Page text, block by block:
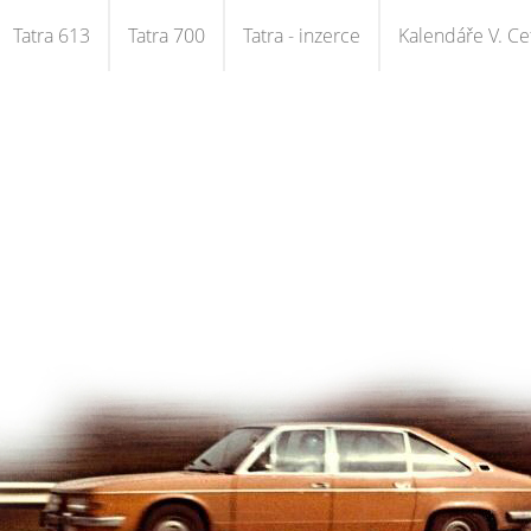
Tatra 613 Tatra 700 Tatra - inzerce Kalendáře V.